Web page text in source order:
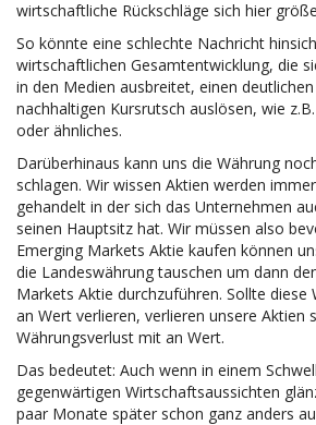
wirtschaftliche Rückschläge sich hier
So könnte eine schlechte Nachricht
wirtschaftlichen Gesamtentwicklung, die
in den Medien ausbreitet, einen
nachhaltigen Kursrutsch auslösen, wie
oder ähnliches.
Darüberhinaus kann uns die Währung
schlagen. Wir wissen Aktien werden
gehandelt in der sich das Unternehmen
seinen Hauptsitz hat. Wir müssen also
Emerging Markets Aktie kaufen können
die Landeswährung tauschen um dann
Markets Aktie durchzuführen. Sollte diese
an Wert verlieren, verlieren unsere Aktien
Währungsverlust mit an Wert.
Das bedeutet: Auch wenn in einem
gegenwärtigen Wirtschaftsaussichten
paar Monate später schon ganz anders